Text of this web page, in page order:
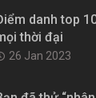
danh top
thời đại
26 Jan 2023